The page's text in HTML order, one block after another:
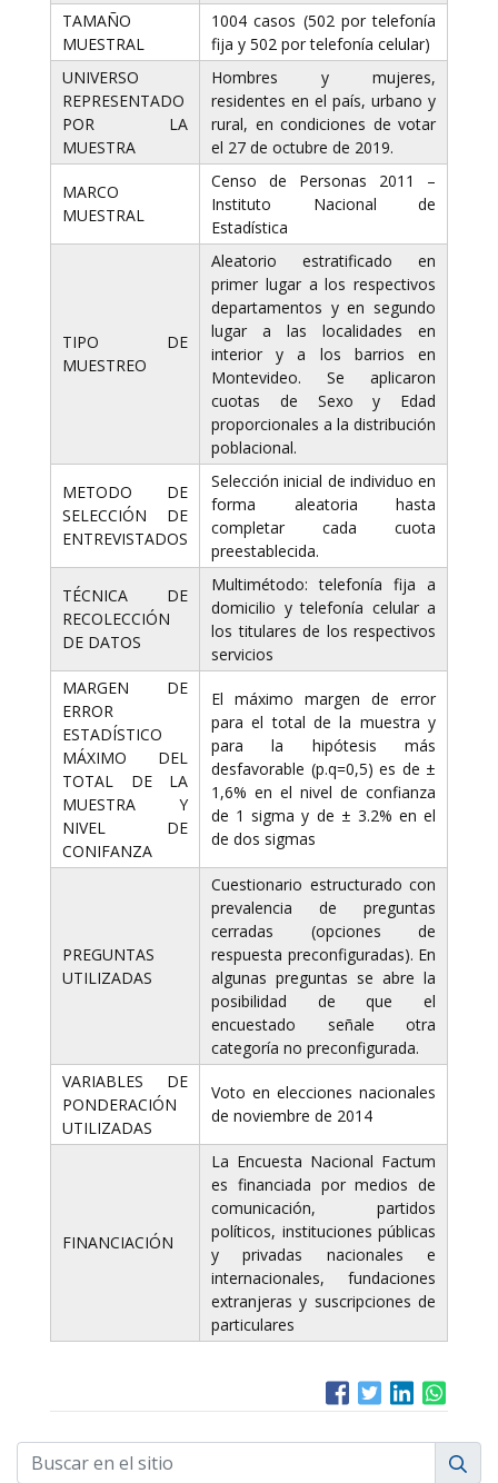
TAMAÑO
MUESTRAL
1004 casos (502 por telefonía
fija y 502 por telefonía celular)
UNIVERSO
REPRESENTADO
POR LA
MUESTRA
Hombres y mujeres,
residentes en el país, urbano y
rural, en condiciones de votar
el 27 de octubre de 2019.
MARCO
MUESTRAL
Censo de Personas 2011 –
Instituto Nacional de
Estadística
TIPO DE
MUESTREO
Aleatorio estratificado en
primer lugar a los respectivos
departamentos y en segundo
lugar a las localidades en
interior y a los barrios en
Montevideo. Se aplicaron
cuotas de Sexo y Edad
proporcionales a la distribución
poblacional.
METODO DE
SELECCIÓN DE
ENTREVISTADOS
Selección inicial de individuo en
forma aleatoria hasta
completar cada cuota
preestablecida.
TÉCNICA DE
RECOLECCIÓN
DE DATOS
Multimétodo: telefonía fija a
domicilio y telefonía celular a
los titulares de los respectivos
servicios
MARGEN DE
ERROR
ESTADÍSTICO
MÁXIMO DEL
TOTAL DE LA
MUESTRA Y
NIVEL DE
CONIFANZA
El máximo margen de error
para el total de la muestra y
para la hipótesis más
desfavorable (p.q=0,5) es de ±
1,6% en el nivel de confianza
de 1 sigma y de ± 3.2% en el
de dos sigmas
PREGUNTAS
UTILIZADAS
Cuestionario estructurado con
prevalencia de preguntas
cerradas (opciones de
respuesta preconfiguradas). En
algunas preguntas se abre la
posibilidad de que el
encuestado señale otra
categoría no preconfigurada.
VARIABLES DE
PONDERACIÓN
UTILIZADAS
Voto en elecciones nacionales
de noviembre de 2014
FINANCIACIÓN
La Encuesta Nacional Factum
es financiada por medios de
comunicación, partidos
políticos, instituciones públicas
y privadas nacionales e
internacionales, fundaciones
extranjeras y suscripciones de
particulares